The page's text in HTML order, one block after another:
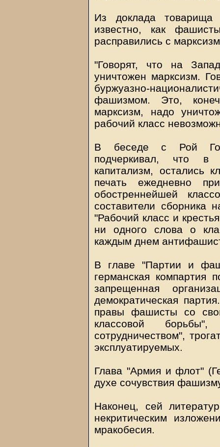
Из доклада
известно, как
расправились с
"Говорят, что на
уничтожен марксизм.
буржуазно-
фашизмом. Это,
марксизм, надо
рабочий класс
В беседе с Рой
подчеркивал, что в
капитализм, остались
печать ежедневно
обостреннейшей
составители сборника
"Рабочий класс и
ни одного слова о
каждым днем
В главе "Партии и
германская компартия
запрещенная
демократическая
правы фашисты со
классовой
сотрудничеством",
эксплуатируемых.
Глава "Армия и флот"
духе сочувствия
Наконец, сей
некритическим
мракобесия.